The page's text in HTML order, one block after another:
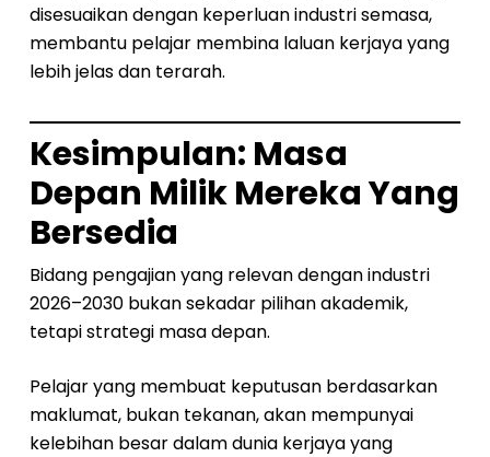
disesuaikan dengan keperluan industri semasa,
membantu pelajar membina laluan kerjaya yang
lebih jelas dan terarah.
Kesimpulan: Masa
Depan Milik Mereka Yang
Bersedia
Bidang pengajian yang relevan dengan industri
2026–2030 bukan sekadar pilihan akademik,
tetapi strategi masa depan.
Pelajar yang membuat keputusan berdasarkan
maklumat, bukan tekanan, akan mempunyai
kelebihan besar dalam dunia kerjaya yang